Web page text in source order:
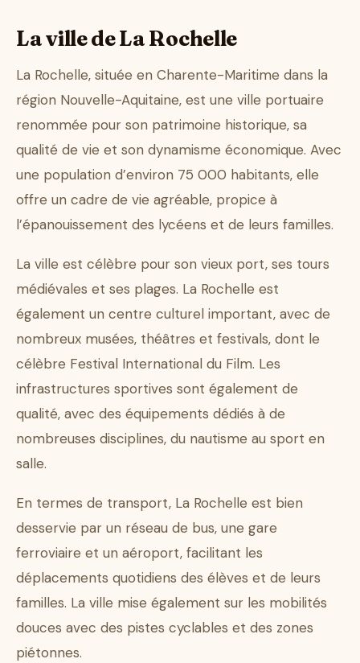
La ville de La Rochelle
La Rochelle, située en Charente-Maritime dans la
région Nouvelle-Aquitaine, est une ville portuaire
renommée pour son patrimoine historique, sa
qualité de vie et son dynamisme économique. Avec
une population d’environ 75 000 habitants, elle
offre un cadre de vie agréable, propice à
l’épanouissement des lycéens et de leurs familles.
La ville est célèbre pour son vieux port, ses tours
médiévales et ses plages. La Rochelle est
également un centre culturel important, avec de
nombreux musées, théâtres et festivals, dont le
célèbre Festival International du Film. Les
infrastructures sportives sont également de
qualité, avec des équipements dédiés à de
nombreuses disciplines, du nautisme au sport en
salle.
En termes de transport, La Rochelle est bien
desservie par un réseau de bus, une gare
ferroviaire et un aéroport, facilitant les
déplacements quotidiens des élèves et de leurs
familles. La ville mise également sur les mobilités
douces avec des pistes cyclables et des zones
piétonnes.